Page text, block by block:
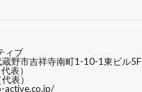
ィブ
野市吉祥寺南町1-10-1東ビル5F
表）
表）
active.co.jp/